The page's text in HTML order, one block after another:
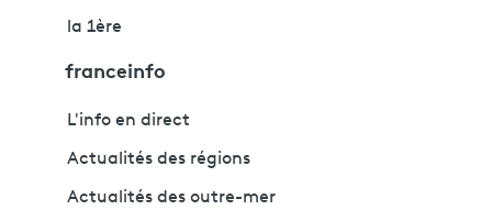
la 1ère
franceinfo
L'info en direct
Actualités des régions
Actualités des outre-mer